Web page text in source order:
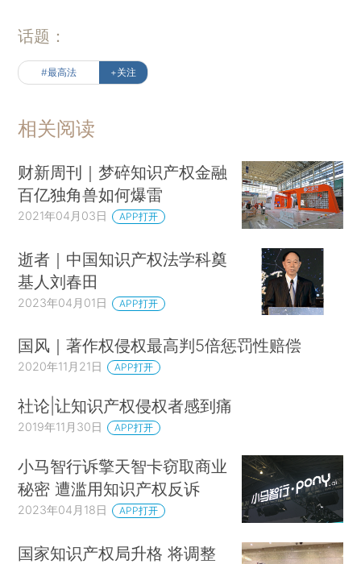
话题：
#最高法 +关注
相关阅读
财新周刊｜梦碎知识产权金融
百亿独角兽如何爆雷
2021年04月03日 APP打开
逝者｜中国知识产权法学科奠
基人刘春田
2023年04月01日 APP打开
国风｜著作权侵权最高判5倍惩罚性赔偿
2020年11月21日 APP打开
社论|让知识产权侵权者感到痛
2019年11月30日 APP打开
小马智行诉擎天智卡窃取商业
秘密 遭滥用知识产权反诉
2023年04月18日 APP打开
国家知识产权局升格 将调整